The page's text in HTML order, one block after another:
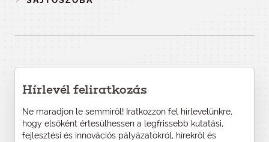
Hírlevél feliratkozás
Ne maradjon le semmiről! Iratkozzon fel hírlevelünkre,
hogy elsőként értesülhessen a legfrissebb kutatási,
fejlesztési és innovációs pályázatokról, hírekről és